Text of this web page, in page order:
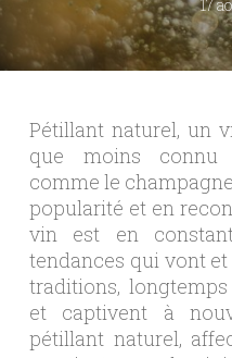
17
Pétillant naturel, un
que moins connu
comme le
popularité et en
vin est en
tendances qui vont
traditions,
et captivent à
pétillant naturel,